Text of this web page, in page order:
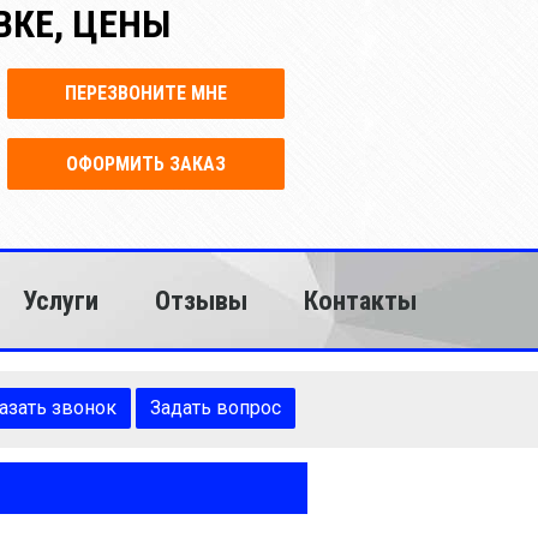
ЦЕНЫ
ПЕРЕЗВОНИТЕ МНЕ
ОФОРМИТЬ ЗАКАЗ
Услуги Отзывы Контакты
звонок Задать вопрос